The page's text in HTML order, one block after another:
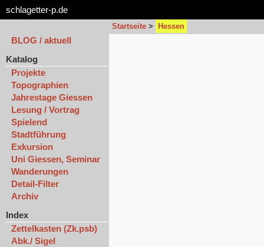
schlagetter-p.de
Startseite > Hessen
BLOG / aktuell
Katalog
Projekte
Topographien
Jahrestage Giessen
Lesung / Vortrag
Spielend
Stadtführung
Exkursion
Uni Giessen, Seminar
Wanderungen
Detail-Filter
Archiv
Index
Zettelkasten (Zk.psb)
Abk./ Sigel